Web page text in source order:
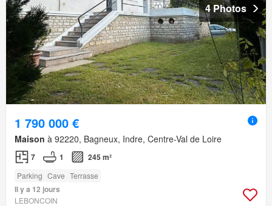
4 Photos
1 790 000 €
Maison à 92220, Bagneux, Indre, Centre-Val de Loire
7 1 245 m²
Parking Cave Terrasse
Il y a 12 jours
LEBONCOIN